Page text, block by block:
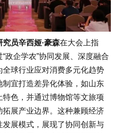
员辛西娅·豪森在大会上指
政企学农”协同发展、深度融合
球行业应对消费多元化趋势
宜打造差异化体验，如山东
色，并通过博物馆等文旅项
拓展产业边界。这种兼顾经济
展模式，展现了协同创新与